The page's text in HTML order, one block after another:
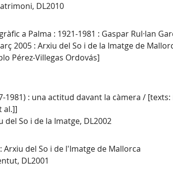
DL2010
a Palma : 1921-1981 : Gaspar Rul·lan
2005 : Arxiu del So i de la Imatge de
Pérez-Villegas Ordovás]
: una actitud davant la càmera / [texts:
al.]]
So i de la Imatge, DL2002
Arxiu del So i de l'Imatge de Mallorca
DL2001